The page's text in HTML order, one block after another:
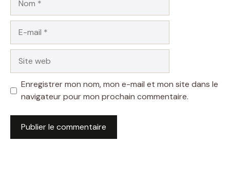
mail
web
Enregistrer mon nom, mon e-mail et mon site dans le
navigateur pour mon prochain commentaire.